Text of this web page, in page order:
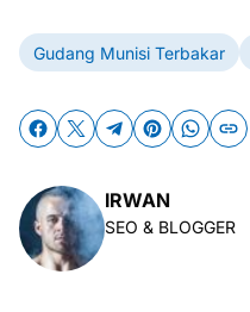
Gudang Munisi Terbakar
IRWAN
SEO & BLOGGER